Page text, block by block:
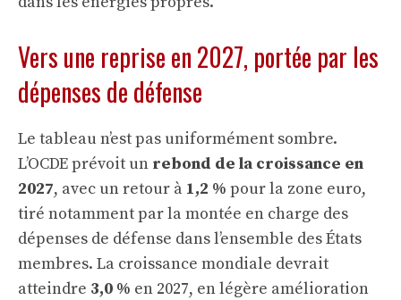
Vers une reprise en 2027, portée par les
dépenses de défense
Le tableau n’est pas uniformément sombre.
L’OCDE prévoit un rebond de la croissance en
2027, avec un retour à 1,2 % pour la zone euro,
tiré notamment par la montée en charge des
dépenses de défense dans l’ensemble des États
membres. La croissance mondiale devrait
atteindre 3,0 % en 2027, en légère amélioration